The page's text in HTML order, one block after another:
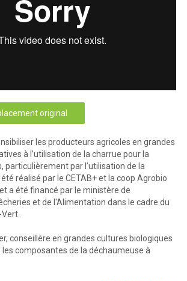
original
les producteurs agricoles en grandes
à l’utilisation de la charrue pour la
particulièrement par l’utilisation de la
réalisé par le CETAB+ et la coop Agrobio
a été financé par le ministère de
et de l'Alimentation dans le cadre du
conseillère en grandes cultures biologiques
les composantes de la déchaumeuse à